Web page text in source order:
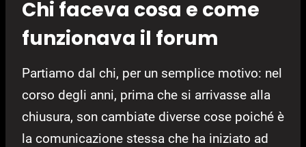
Chi faceva cosa e come
funzionava il forum
Partiamo dal chi, per un semplice motivo: nel
corso degli anni, prima che si arrivasse alla
chiusura, son cambiate diverse cose poiché è
la comunicazione stessa che ha iniziato ad